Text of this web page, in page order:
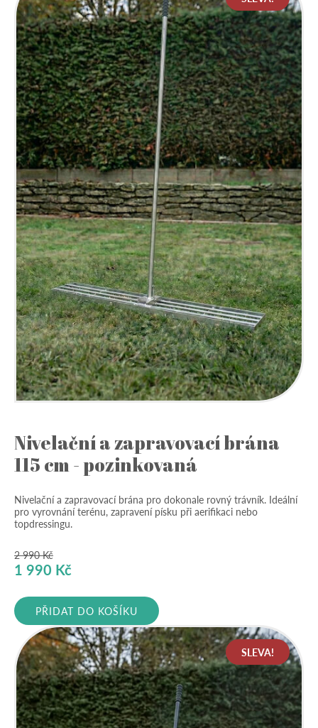
Nivelační a zapravovací brána
115 cm - pozinkovaná
Nivelační a zapravovací brána pro dokonale rovný trávník. Ideální
pro vyrovnání terénu, zapravení písku při aerifikaci nebo
topdressingu.
2 990Kč
Původní
byla:
2
990 Kč.
1 990 Kč
je:
1
990 Kč.
PŘIDAT DO KOŠÍKU
SLEVA!